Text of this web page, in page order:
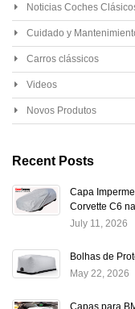
Noticias Coches
Cuidado y
Carros clássicos
Videos
Novos Produtos
Recent Posts
Capa
Corvette C6
July 11, 2026
Bolhas de
May 22, 2026
Capas para